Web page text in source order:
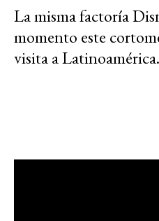
La misma factoría
momento este
visita a Latinoamérica.